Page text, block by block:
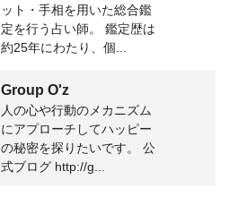
ット・手相を用いた総合鑑
定を行う占い師。 鑑定歴は
約25年にわたり、個...
Group O'z
人の心や行動のメカニズム
にアプローチしてハッピー
の秘密を探りたいです。 公
式ブログ http://g...